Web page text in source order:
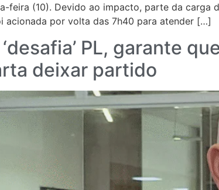
feira (10). Devido ao impacto, parte da carga
acionada por volta das 7h40 para atender […]
PL, garante
deixar partido